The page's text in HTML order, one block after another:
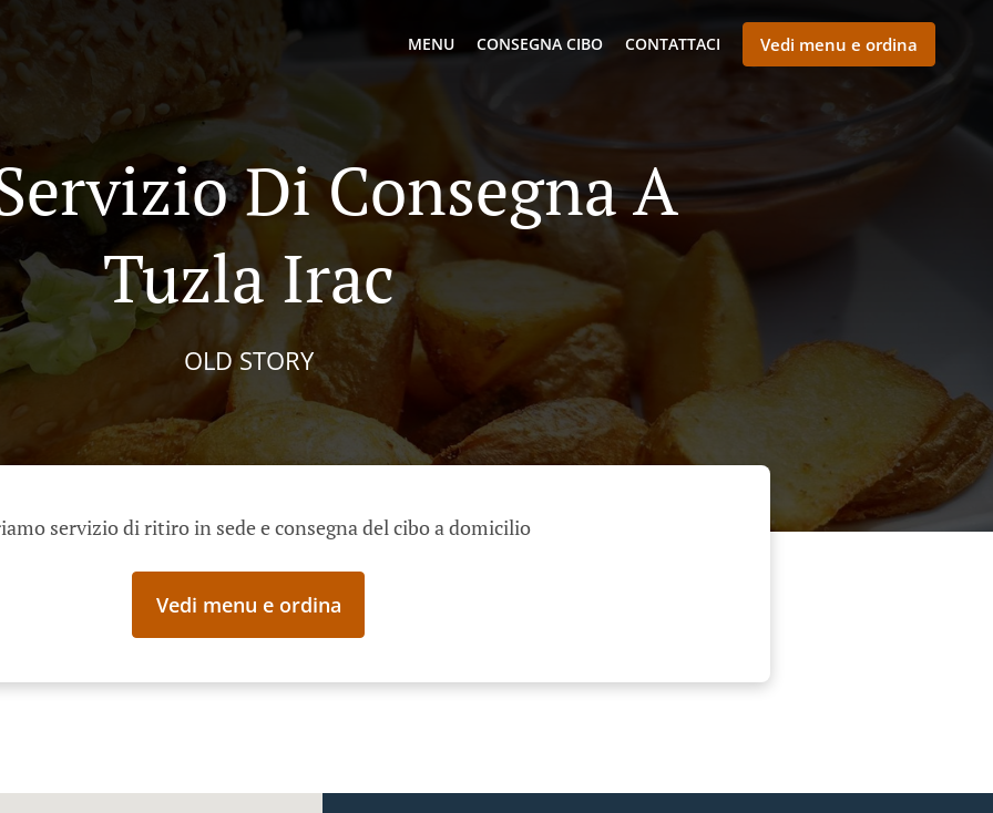
MENU CONSEGNA CIBO CONTATTACI Vedi menu e ordina
Di Consegna A
Tuzla Irac
OLD STORY
servizio di ritiro in sede e consegna del cibo a domicilio
Vedi menu e ordina